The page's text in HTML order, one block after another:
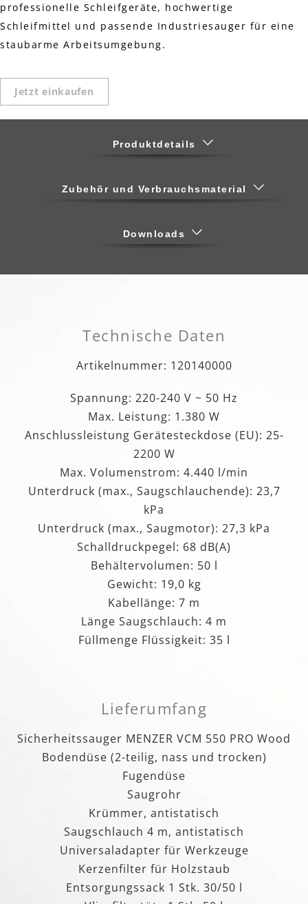
professionelle Schleifgeräte, hochwertige
Schleifmittel und passende Industriesauger für eine
staubarme Arbeitsumgebung.
Jetzt einkaufen
Produktdetails
Zubehör und Verbrauchsmaterial
Downloads
Technische Daten
Artikelnummer: 120140000
Spannung: 220-240 V ~ 50 Hz
Max. Leistung: 1.380 W
Anschlussleistung Gerätesteckdose (EU): 25-
2200 W
Max. Volumenstrom: 4.440 l/min
Unterdruck (max., Saugschlauchende): 23,7
kPa
Unterdruck (max., Saugmotor): 27,3 kPa
Schalldruckpegel: 68 dB(A)
Behältervolumen: 50 l
Gewicht: 19,0 kg
Kabellänge: 7 m
Länge Saugschlauch: 4 m
Füllmenge Flüssigkeit: 35 l
Lieferumfang
Sicherheitssauger MENZER VCM 550 PRO Wood
Bodendüse (2-teilig, nass und trocken)
Fugendüse
Saugrohr
Krümmer, antistatisch
Saugschlauch 4 m, antistatisch
Universaladapter für Werkzeuge
Kerzenfilter für Holzstaub
Entsorgungssack 1 Stk. 30/50 l